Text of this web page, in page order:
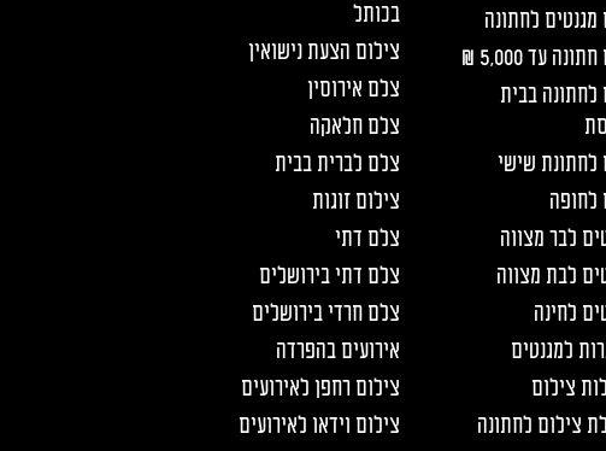
לחתונה
עד 5,000 ₪
לחתונה בבית
לחתונת שישי
לחופה
לבר מצווה
לבת מצווה
לחינה
למגנטים
צילום
צילום לחתונה
בכותל
צילום הצעת נישואין
צלם אירוסין
צלם חלאקה
צלם לברית בבית
צילום זוגות
צלם דתי
צלם דתי בירושלים
צלם חרדי בירושלים
אירועים בהפרדה
צילום רחפן לאירועים
צילום וידאו לאירועים